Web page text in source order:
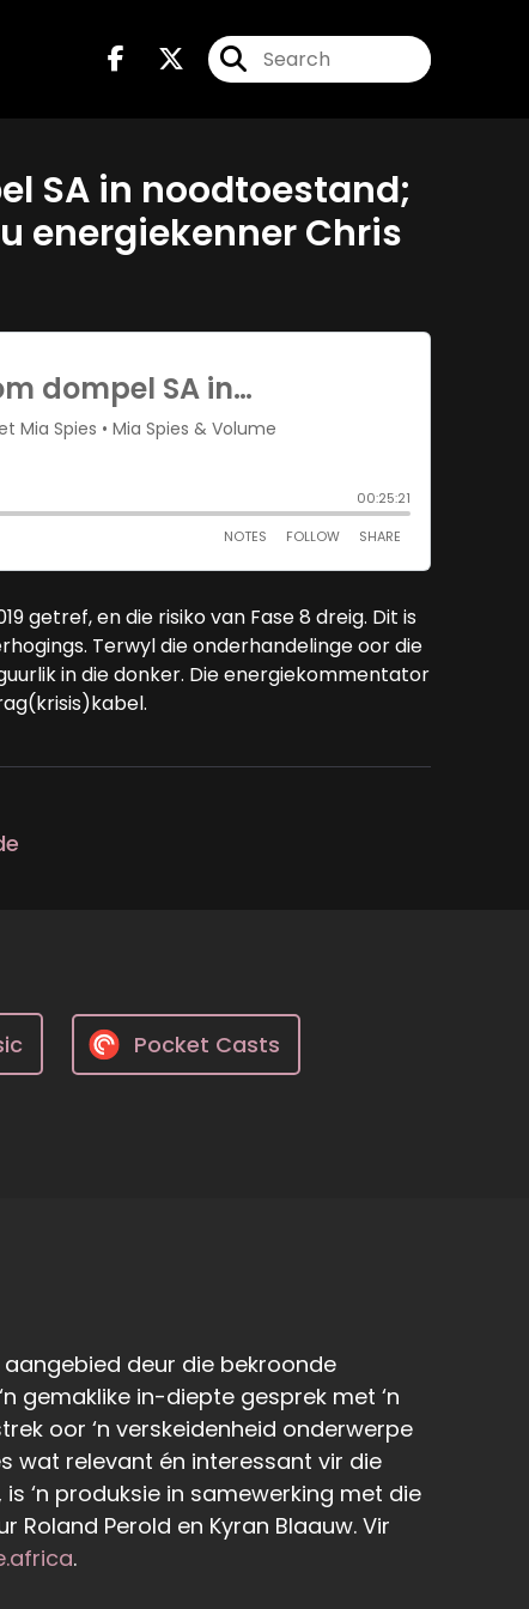
SA in noodtoestand;
energiekenner Chris
getref, en die risiko van Fase 8 dreig. Dit is
Terwyl die onderhandelinge oor die
in die donker. Die energiekommentator
Pocket Casts
deur die bekroonde
gemaklike in-diepte gesprek met ‘n
oor ‘n verskeidenheid onderwerpe
wat relevant én interessant vir die
‘n produksie in samewerking met die
Perold en Kyran Blaauw. Vir
.